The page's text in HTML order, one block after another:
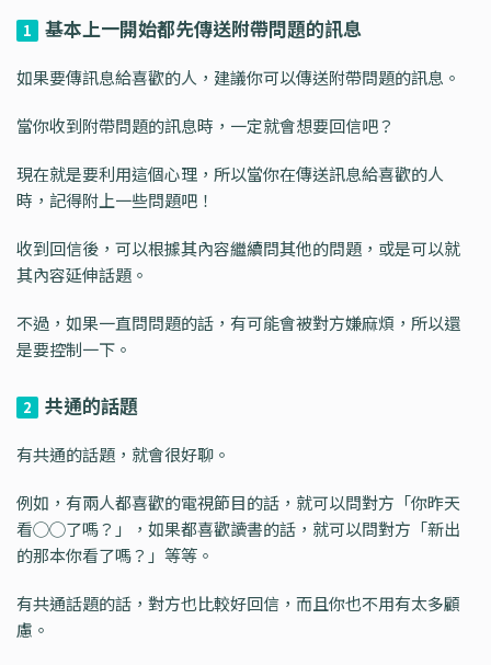
1 基本上一開始都先傳送附帶問題的訊息
如果要傳訊息給喜歡的人，建議你可以傳送附帶問題的訊息。
當你收到附帶問題的訊息時，一定就會想要回信吧？
現在就是要利用這個心理，所以當你在傳送訊息給喜歡的人
時，記得附上一些問題吧！
收到回信後，可以根據其內容繼續問其他的問題，或是可以就
其內容延伸話題。
不過，如果一直問問題的話，有可能會被對方嫌麻煩，所以還
是要控制一下。
2 共通的話題
有共通的話題，就會很好聊。
例如，有兩人都喜歡的電視節目的話，就可以問對方「你昨天
看◯◯了嗎？」，如果都喜歡讀書的話，就可以問對方「新出
的那本你看了嗎？」等等。
有共通話題的話，對方也比較好回信，而且你也不用有太多顧
慮。